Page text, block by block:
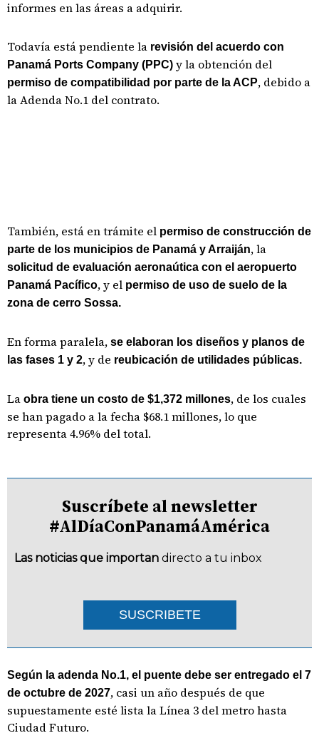
informes en las áreas a adquirir.
Todavía está pendiente la revisión del acuerdo con
Panamá Ports Company (PPC) y la obtención del
permiso de compatibilidad por parte de la ACP, debido a
la Adenda No.1 del contrato.
También, está en trámite el permiso de construcción de
parte de los municipios de Panamá y Arraiján, la
solicitud de evaluación aeronaútica con el aeropuerto
Panamá Pacífico, y el permiso de uso de suelo de la
zona de cerro Sossa.
En forma paralela, se elaboran los diseños y planos de
las fases 1 y 2, y de reubicación de utilidades públicas.
La obra tiene un costo de $1,372 millones, de los cuales
se han pagado a la fecha $68.1 millones, lo que
representa 4.96% del total.
Suscríbete al newsletter
#AlDíaConPanamáAmérica
Las noticias que importan directo a tu inbox
SUSCRIBETE
Según la adenda No.1, el puente debe ser entregado el 7
de octubre de 2027, casi un año después de que
supuestamente esté lista la Línea 3 del metro hasta
Ciudad Futuro.